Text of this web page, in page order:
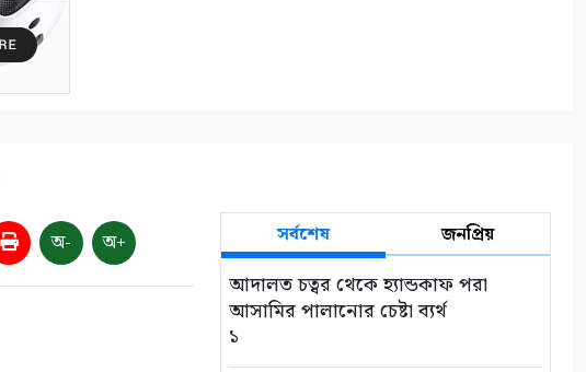
শ্যামনগরে সিএনআরএসের
জলবায়ু সহনশীলতা বিষয়ক প্রকল্প
সভা
৯
অ- অ+ সর্বশেষ জনপ্রিয়
আদালত চত্বর থেকে হ্যান্ডকাফ পরা
আসামির পালানোর চেষ্টা ব্যর্থ
১